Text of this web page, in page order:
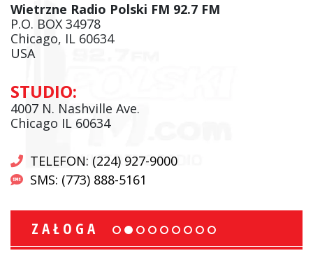
Wietrzne Radio Polski FM 92.7 FM
P.O. BOX 34978
Chicago, IL 60634
USA
STUDIO:
4007 N. Nashville Ave.
Chicago IL 60634
TELEFON: (224) 927-9000
SMS: (773) 888-5161
ZAŁOGA